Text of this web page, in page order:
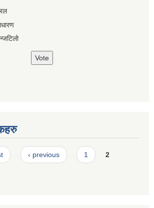
‹ previous 1 2